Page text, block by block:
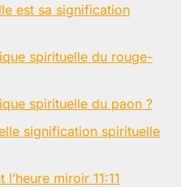
est sa signification
spirituelle du rouge-
spirituelle du paon ?
signification spirituelle
miroir 11:11